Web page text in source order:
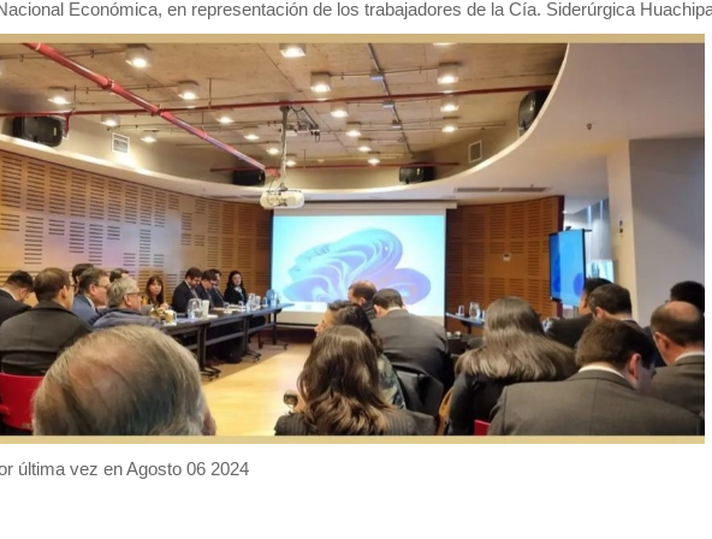
Económica, en representación de los trabajadores de la Cía. Siderúrgica
última vez en Agosto 06 2024